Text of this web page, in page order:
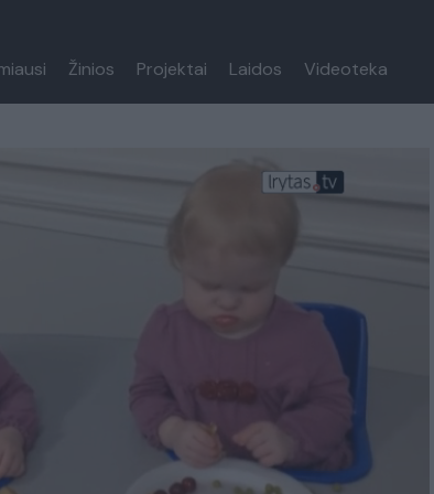
Žinios Projektai Laidos Videoteka